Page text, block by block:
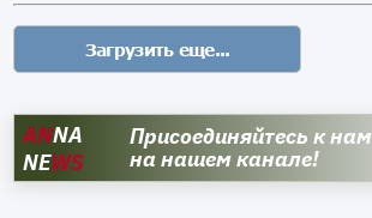
ANNA
NEWS
Присоединяйтесь к нам
на нашем канале!